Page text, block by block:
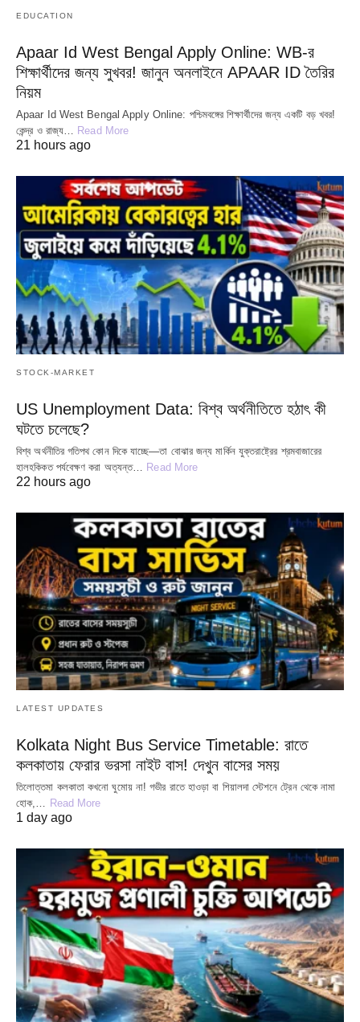
EDUCATION
Apaar Id West Bengal Apply Online: WB-র
শিক্ষার্থীদের জন্য সুখবর! জানুন অনলাইনে APAAR ID তৈরির
নিয়ম
Apaar Id West Bengal Apply Online: পশ্চিমবঙ্গের শিক্ষার্থীদের জন্য একটি বড় খবর!
কেন্দ্র ও রাজ্য…
Read More
21 hours ago
STOCK-MARKET
US Unemployment Data: বিশ্ব অর্থনীতিতে হঠাৎ কী
ঘটতে চলেছে?
বিশ্ব অর্থনীতির গতিপথ কোন দিকে যাচ্ছে—তা বোঝার জন্য মার্কিন যুক্তরাষ্ট্রের শ্রমবাজারের
হালহকিকত পর্যবেক্ষণ করা অত্যন্ত… Read More
22 hours ago
LATEST UPDATES
Kolkata Night Bus Service Timetable: রাতে
কলকাতায় ফেরার ভরসা নাইট বাস! দেখুন বাসের সময়
তিলোত্তমা কলকাতা কখনো ঘুমোয় না! গভীর রাতে হাওড়া বা শিয়ালদা স্টেশনে ট্রেন থেকে নামা
হোক,… Read More
1 day ago